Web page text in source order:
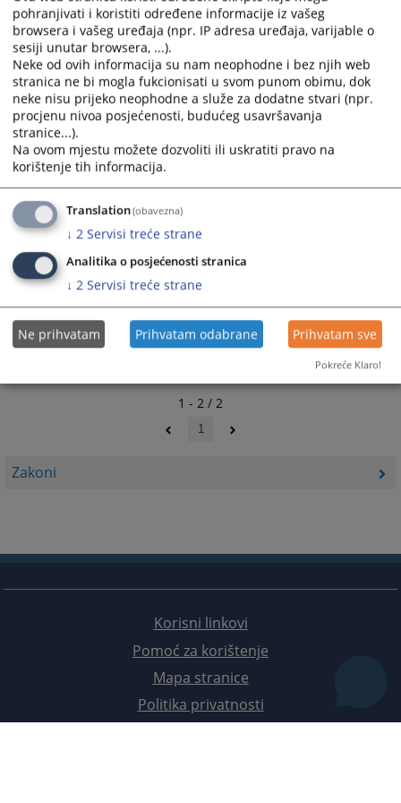
Zakoni
and
select
a
date.
Press
the
question
mark
key
to
get
the
shortcuts
for
changing
dates.
and
select
date.
Press
the
mark
to
shortcuts
changing
dates.
04.08.2010.
1 - 2 / 2
1
Korisni linkovi
Pomoć za korištenje
Mapa stranice
Politika privatnosti
pohranjivati i koristiti određene informacije iz vašeg
browsera i vašeg uređaja (npr. IP adresa uređaja, varijable o
sesiji unutar browsera, ...).
Neke od ovih informacija su nam neophodne i bez njih web
stranica ne bi mogla fukcionisati u svom punom obimu, dok
neke nisu prijeko neophodne a služe za dodatne stvari (npr.
procjenu nivoa posjećenosti, budućeg usavršavanja
stranice...).
Na ovom mjestu možete dozvoliti ili uskratiti pravo na
korištenje tih informacija.
Translation(obavezna)
↓ 2 Servisi treće strane
Analitika o posjećenosti stranica
↓ 2 Servisi treće strane
Ne prihvatam Prihvatam odabrane Prihvatam sve
Pokreće Klaro!